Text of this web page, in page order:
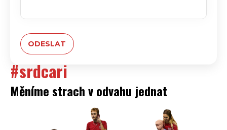
#srdcari
Měníme strach v odvahu jednat